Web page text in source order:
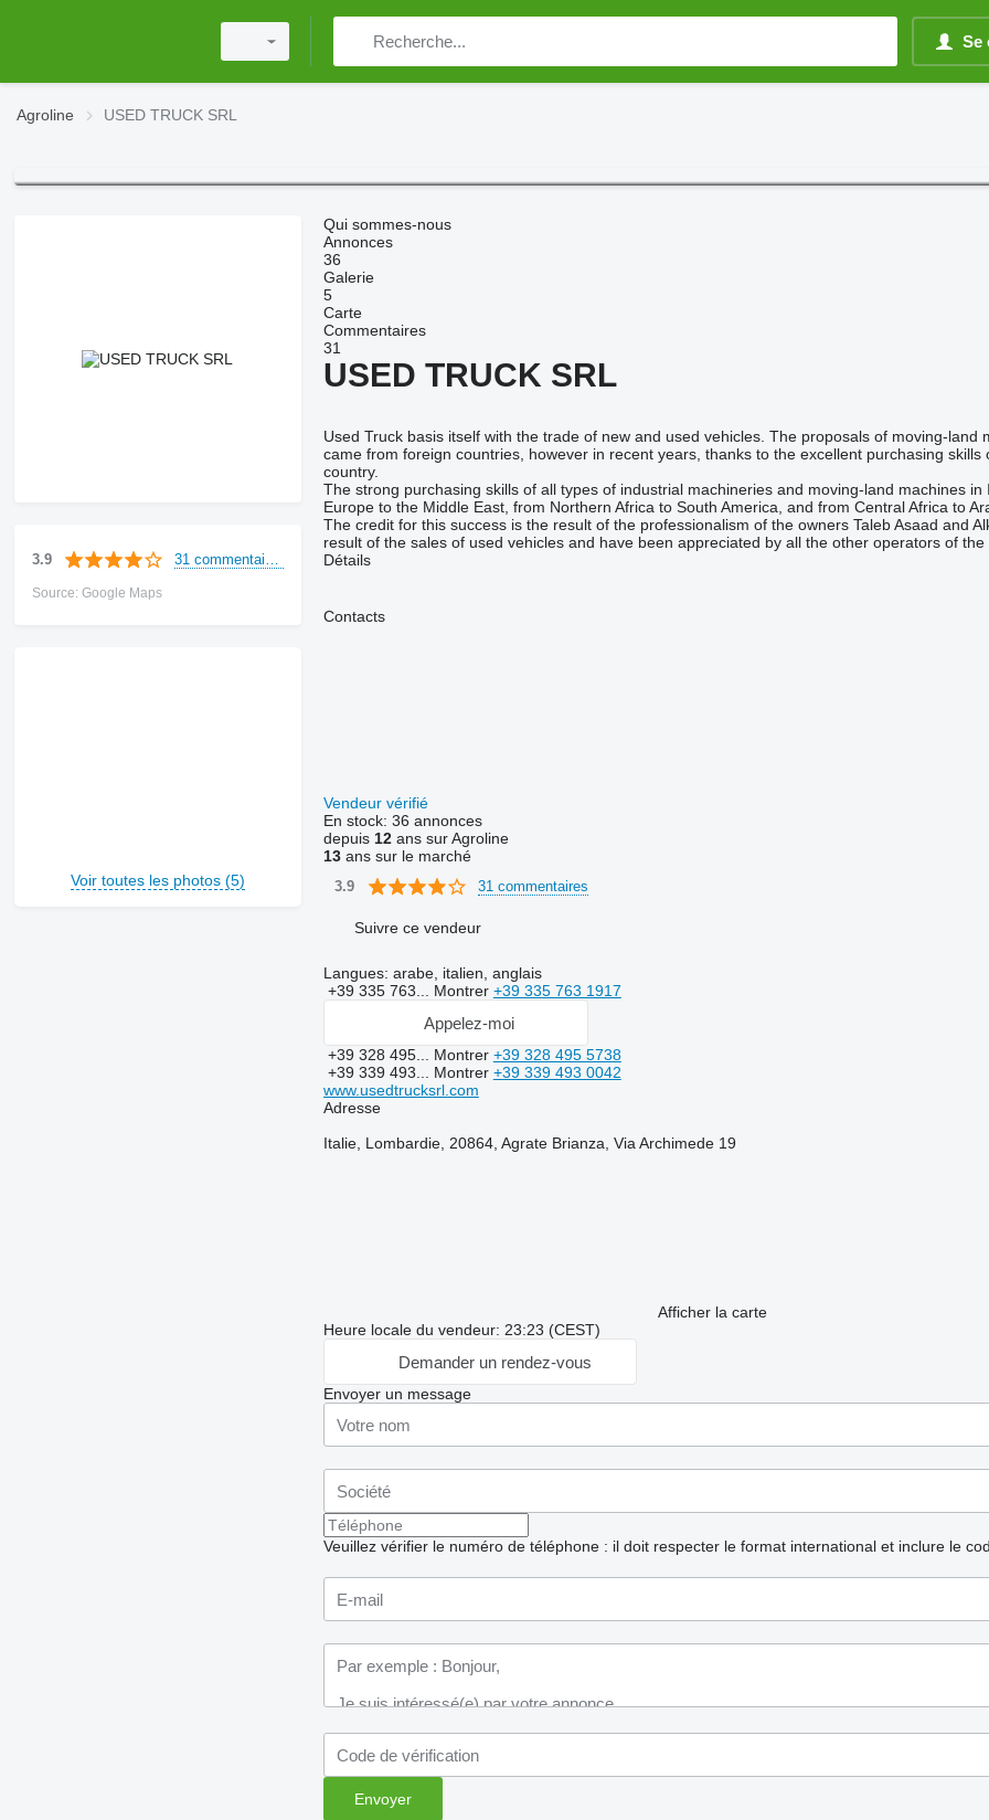
Se
Agroline USED TRUCK SRL
3.9
Source: Google Maps
Voir toutes les photos (5)
Qui sommes-nous
Annonces
36
Galerie
5
Carte
Commentaires
31
USED TRUCK SRL
Used Truck basis itself with the trade of new and used vehicles. The proposals of moving-
came from foreign countries, however in recent years, thanks to the excellent purchasing
country.
The strong purchasing skills of all types of industrial machineries and moving-land machines
Europe to the Middle East, from Northern Africa to South America, and from Central Africa to
The credit for this success is the result of the professionalism of the owners Taleb Asaad and
result of the sales of used vehicles and have been appreciated by all the other operators of the
Détails
Contacts
Vendeur vérifié
En stock: 36 annonces
depuis 12ans sur Agroline
13ans sur le marché
3.9 31 commentaires
Suivre ce vendeur
Langues: arabe, italien, anglais
+39 335 763... Montrer +39 335 763 1917
Appelez-moi
+39 328 495... Montrer +39 328 495 5738
+39 339 493... Montrer +39 339 493 0042
www.usedtrucksrl.com
Adresse
Italie, Lombardie, 20864, Agrate Brianza, Via Archimede 19
Afficher la carte
Heure locale du vendeur: 23:23 (CEST)
Demander un rendez-vous
Envoyer un message
Veuillez vérifier le numéro de téléphone : il doit respecter le format international et inclure le